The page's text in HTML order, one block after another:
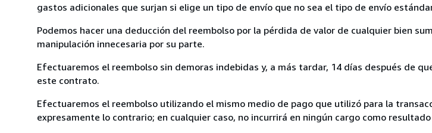
gastos adicionales que surjan si elige un tipo de envío que no sea el tipo de envío
Podemos hacer una deducción del reembolso por la pérdida de valor de cualquier bien
manipulación innecesaria por su parte.
Efectuaremos el reembolso sin demoras indebidas y, a más tardar, 14 días después de
este contrato.
Efectuaremos el reembolso utilizando el mismo medio de pago que utilizó para la
expresamente lo contrario; en cualquier caso, no incurrirá en ningún cargo como